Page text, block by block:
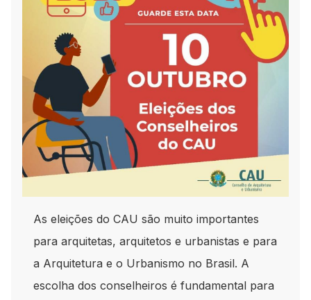
As eleições do CAU são muito importantes
para arquitetas, arquitetos e urbanistas e para
a Arquitetura e o Urbanismo no Brasil. A
escolha dos conselheiros é fundamental para